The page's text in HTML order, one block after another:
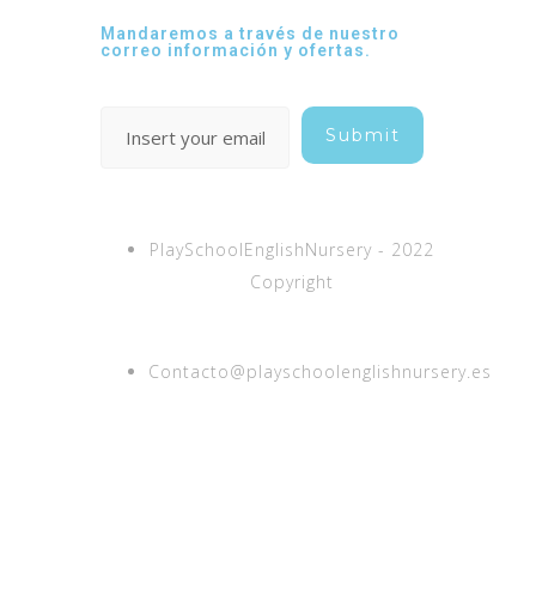
Mandaremos a través de nuestro
correo información y ofertas.
PlaySchoolEnglishNursery - 2022
Copyright
Contacto@playschoolenglishnursery.es